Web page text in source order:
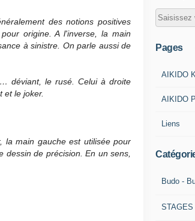
des notions positives
origine. A l'inverse, la main
à sinistre. On parle aussi de
déviant, le rusé. Celui à droite
et le joker.
la main gauche est utilisée pour
de précision. En un sens,
Pages
AIKIDO
AIKIDO
Liens
Budo -
STAGES